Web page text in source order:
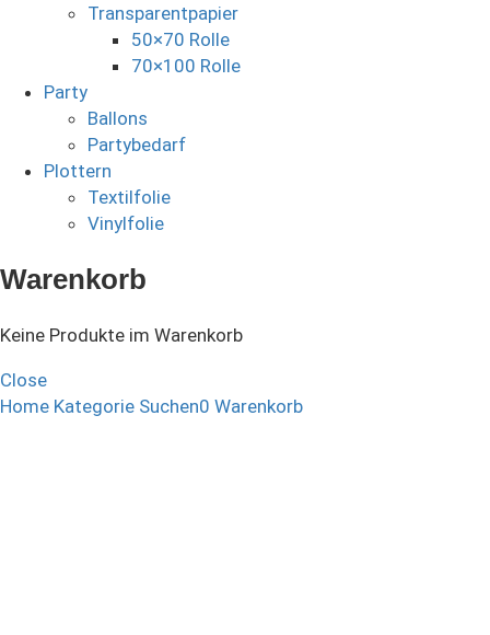
Transparentpapier
50×70 Rolle
70×100 Rolle
Party
Ballons
Partybedarf
Plottern
Textilfolie
Vinylfolie
Warenkorb
Keine Produkte im Warenkorb
Close
Home Kategorie Suchen0 Warenkorb